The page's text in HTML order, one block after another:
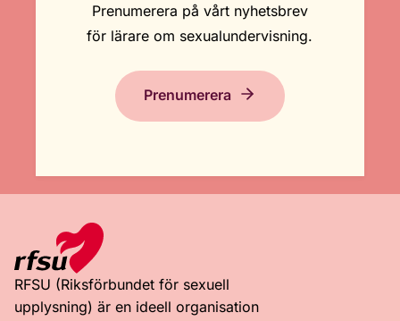
Prenumerera på vårt nyhetsbrev
för lärare om sexualundervisning.
Prenumerera
RFSU (Riksförbundet för sexuell
upplysning) är en ideell organisation